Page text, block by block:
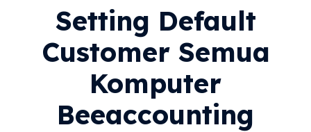
Setting Default
Customer Semua
Komputer
Beeaccounting